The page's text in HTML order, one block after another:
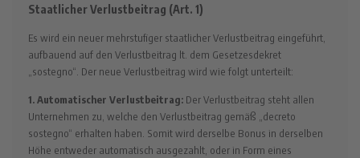
Staatlicher Verlustbeitrag (Art. 1)
Es wird ein neuer mehrstufiger staatlicher Verlustbeitrag eingeführt,
aufbauend auf den Verlustbeitrag lt. dem Gesetzesdekret
„sostegno“. Der neue Verlustbeitrag wird wie folgt unterteilt:
1. Automatischer Verlustbeitrag: Der Verlustbeitrag steht allen
Unternehmen zu, welche den Verlustbeitrag gemäß „decreto
sostegno“ erhalten haben. Somit wird derselbe Bonus in derselben
Höhe entweder automatisch ausgezahlt, oder in Form eines